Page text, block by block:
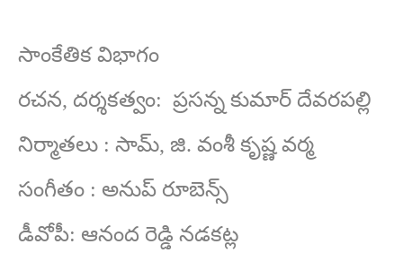
సాంకేతిక విభాగం
రచన, దర్శకత్వం: ప్రసన్న కుమార్ దేవరపల్లి
నిర్మాతలు : సామ్, జి. వంశీ కృష్ణ వర్మ
సంగీతం : అనుప్ రూబెన్స్
డీవోపీ: ఆనంద రెడ్డి నడకట్ల